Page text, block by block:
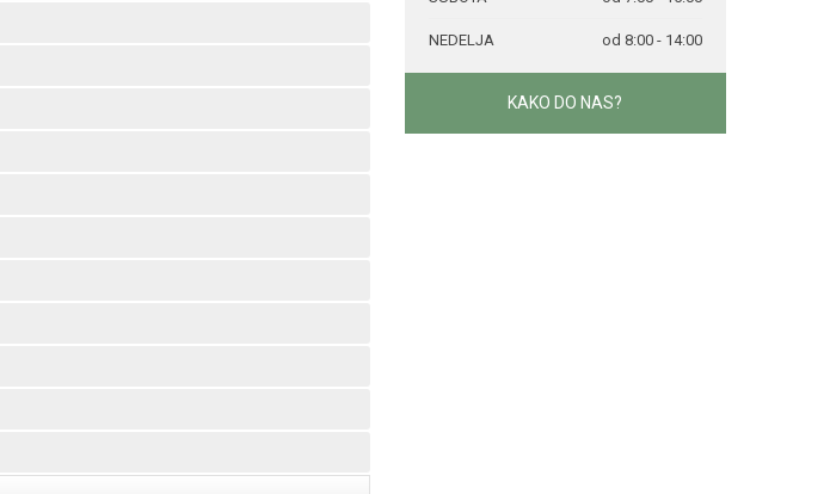
NEDELJA od 8:00 - 14:00
KAKO DO NAS?